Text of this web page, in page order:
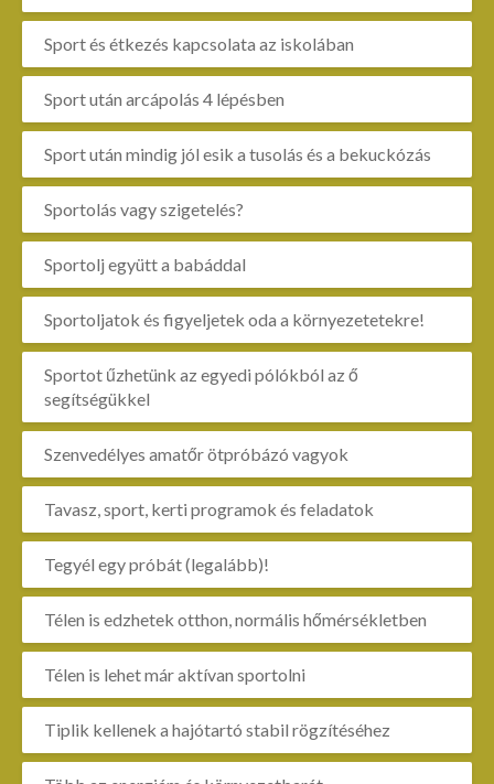
Sport és étkezés kapcsolata az iskolában
Sport után arcápolás 4 lépésben
Sport után mindig jól esik a tusolás és a bekuckózás
Sportolás vagy szigetelés?
Sportolj együtt a babáddal
Sportoljatok és figyeljetek oda a környezetetekre!
Sportot űzhetünk az egyedi pólókból az ő
segítségükkel
Szenvedélyes amatőr ötpróbázó vagyok
Tavasz, sport, kerti programok és feladatok
Tegyél egy próbát (legalább)!
Télen is edzhetek otthon, normális hőmérsékletben
Télen is lehet már aktívan sportolni
Tiplik kellenek a hajótartó stabil rögzítéséhez